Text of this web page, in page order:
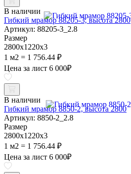
В наличии
Гибкий мрамор 88205-3, высота 2800
Артикул: 88205-3_2.8
Размер
2800х1220х3
1 м2 = 1 756.44 ₽
Цена за лист 6 000₽
В наличии
Гибкий мрамор 8850-2, высота 2800
Артикул: 8850-2_2.8
Размер
2800х1220х3
1 м2 = 1 756.44 ₽
Цена за лист 6 000₽